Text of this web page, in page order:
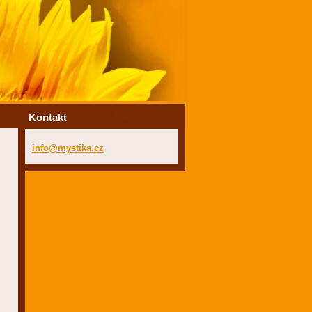
Kontakt
info@mystika.cz